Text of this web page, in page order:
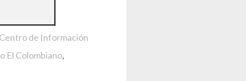
Centro de Información
El Colombiano,